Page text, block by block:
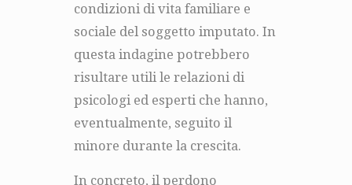
condizioni di vita familiare e
sociale del soggetto imputato. In
questa indagine potrebbero
risultare utili le relazioni di
psicologi ed esperti che hanno,
eventualmente, seguito il
minore durante la crescita.
In concreto, il perdono